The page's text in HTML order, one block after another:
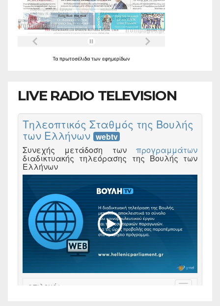
Τα πρωτοσέλιδα των εφημερίδων
LIVE RADIO TELEVISION